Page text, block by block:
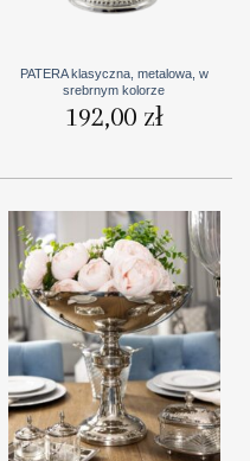
PATERA klasyczna, metalowa, w
srebrnym kolorze
192,00 zł